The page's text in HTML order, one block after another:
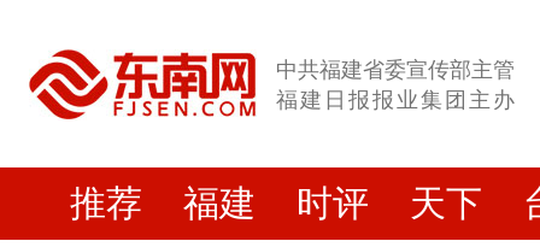
中共福建省委宣传部主管
福建日报报业集团主办
推荐 福建 时评 天下